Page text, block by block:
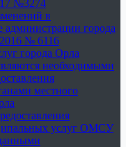
№3274
в
администрации города
№ 6116
города Орла
необходимыми
местного
услуг ОМСУ